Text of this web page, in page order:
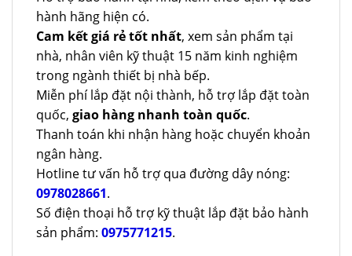
hành hãng hiện có.
Cam kết giá rẻ tốt nhất, xem sản phẩm tại
nhà, nhân viên kỹ thuật 15 năm kinh nghiệm
trong ngành thiết bị nhà bếp.
Miễn phí lắp đặt nội thành, hỗ trợ lắp đặt toàn
quốc, giao hàng nhanh toàn quốc.
Thanh toán khi nhận hàng hoặc chuyển khoản
ngân hàng.
Hotline tư vấn hỗ trợ qua đường dây nóng:
0978028661.
Số điện thoại hỗ trợ kỹ thuật lắp đặt bảo hành
sản phẩm: 0975771215.